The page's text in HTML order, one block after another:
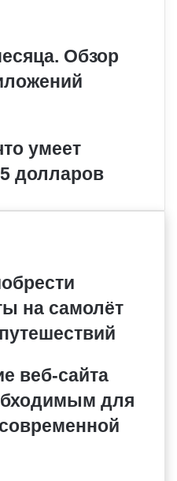
Обзор
умеет
долларов
на самолёт
веб-сайта
для